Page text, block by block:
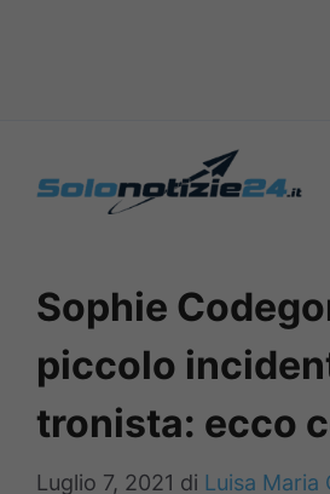
Sophie
piccolo
tronista: ecco
Luglio 7, 2021 di Luisa Maria